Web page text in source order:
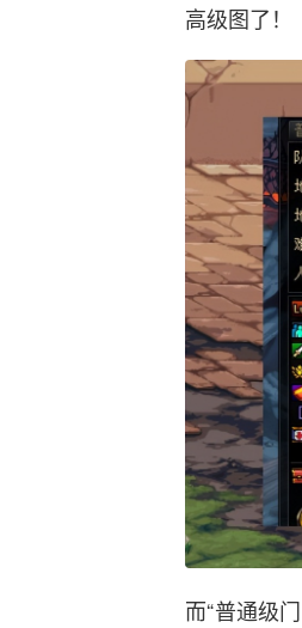
高级图了！
而“普通级